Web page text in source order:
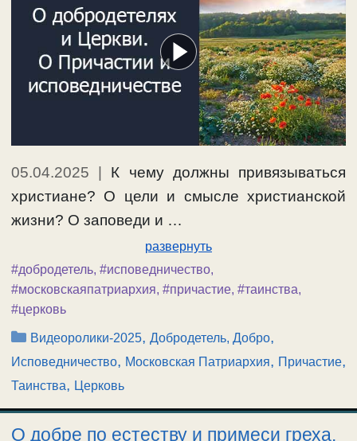
05.04.2025 | К чему должны привязываться
христиане? О цели и смысле христианской
жизни? О заповеди и …
развернуть
#добродетель, #исповедничество,
#московскаяпатриархия, #причастие, #таинства,
#церковь
Рубрики
Видеоролики-2025,Добродетель, Добро,
Исповедничество, Московская Патриархия, Причастие,
Таинства, Церковь
О добре по естеству и примеси греха.